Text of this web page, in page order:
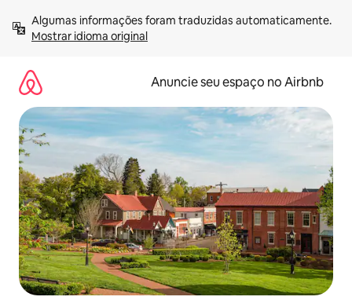
para
Mostrar idioma original
Anuncie seu espaço no Airbnb